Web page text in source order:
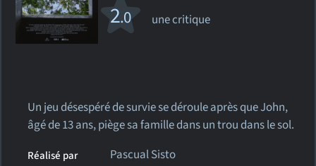
2.0 une critique
Un jeu désespéré de survie se déroule après que John,
âgé de 13 ans, piège sa famille dans un trou dans le sol.
Réalisé par Pascual Sisto